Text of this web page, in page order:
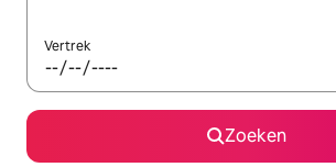
Vertrek
Zoeken